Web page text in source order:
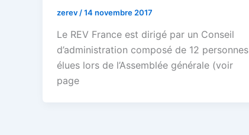
zerev /14 novembre 2017
Le REV France est dirigé par un Conseil
d’administration composé de 12 personnes
élues lors de l’Assemblée générale (voir
page